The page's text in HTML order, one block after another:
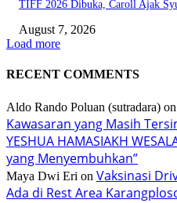
TIFF 2026 Dibuka, Caroll Ajak
August 7, 2026
Load more
RECENT COMMENTS
Aldo Rando Poluan (sutradara) on
Kawasaran yang Masih
YESHUA HAMASIAKH
yang Menyembuhkan”
Maya Dwi Eri on Vaksinasi
Ada di Rest Area